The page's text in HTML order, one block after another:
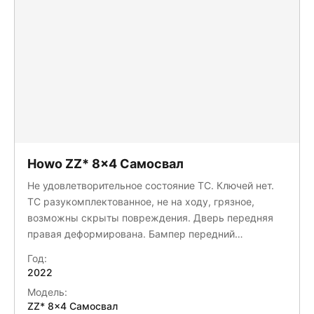
Howo ZZ* 8x4 Самосвал
Не удовлетворительное состояние ТС. Ключей нет.
ТС разукомплектованное, не на ходу, грязное,
возможны скрыты повреждения. Дверь передняя
правая деформирована. Бампер передний
ДВС не исправен - диагностика. Запасное колесо в
Козырек сломан. Шины восьми колес имеют
Год:
2022
Модель:
ZZ* 8x4 Самосвал